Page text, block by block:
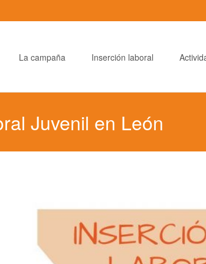
La campaña Inserción laboral
Juvenil en León